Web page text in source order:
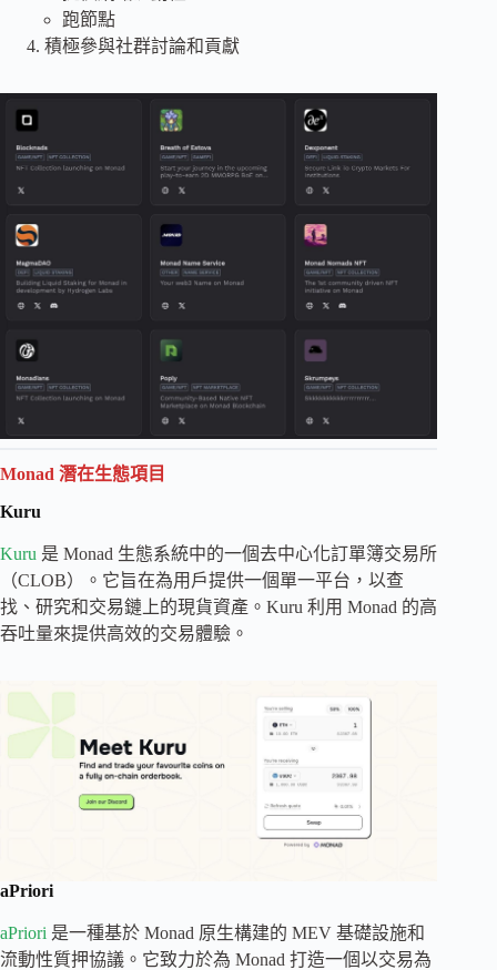
跑節點
積極參與社群討論和貢獻
Monad 潛在生態項目
Kuru
Kuru 是 Monad 生態系統中的一個去中心化訂單簿交易所
（CLOB）。它旨在為用戶提供一個單一平台，以查
找、研究和交易鏈上的現貨資產。Kuru 利用 Monad 的高
吞吐量來提供高效的交易體驗。
aPriori
aPriori 是一種基於 Monad 原生構建的 MEV 基礎設施和
流動性質押協議。它致力於為 Monad 打造一個以交易為